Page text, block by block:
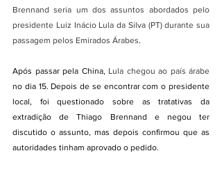
Brennand seria um dos assuntos abordados pelo
presidente Luiz Inácio Lula da Silva (PT) durante sua
passagem pelos Emirados Árabes
Após passar pela China, Lula chegou ao país árabe
no dia 15. Depois de se encontrar com o presidente
local, foi questionado sobre as tratativas da
extradição de Thiago Brennand e negou ter
discutido o assunto, mas depois confirmou que as
autoridades tinham aprovado o pedido.